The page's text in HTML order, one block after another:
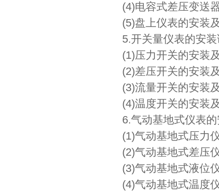
(4)电容式差压变送
(5)盘上仪表的安装
5.开关量仪表的安
(1)压力开关的安装
(2)差压开关的安装
(3)流量开关的安装
(4)温度开关的安装
6.气动基地式仪表
(1)气动基地式压力
(2)气动基地式差压
(3)气动基地式液位
(4)气动基地式温度